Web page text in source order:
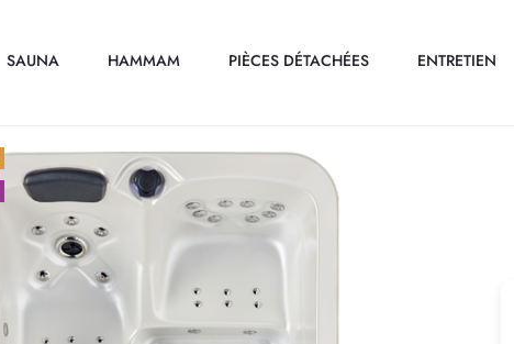
SAUNA HAMMAM PIÈCES DÉTACHÉES ENTRETIEN